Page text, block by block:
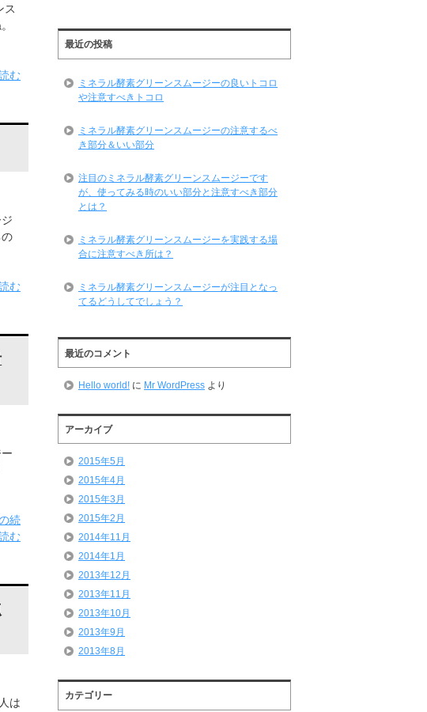
ス
む
む
続
む
は
最近の投稿
ミネラル酵素グリーンスムージーの良いトコロ
や注意すべきトコロ
ミネラル酵素グリーンスムージーの注意するべ
き部分＆いい部分
注目のミネラル酵素グリーンスムージーです
が、使ってみる時のいい部分と注意すべき部分
とは？
ミネラル酵素グリーンスムージーを実践する場
合に注意すべき所は？
ミネラル酵素グリーンスムージーが注目となっ
てるどうしてでしょう？
最近のコメント
Hello world! に Mr WordPress より
アーカイブ
2015年5月
2015年4月
2015年3月
2015年2月
2014年11月
2014年1月
2013年12月
2013年11月
2013年10月
2013年9月
2013年8月
カテゴリー